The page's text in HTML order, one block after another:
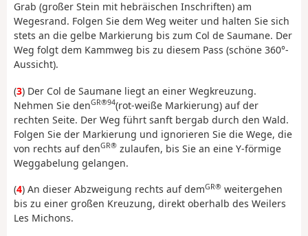
Grab (großer Stein mit hebräischen Inschriften) am
Wegesrand. Folgen Sie dem Weg weiter und halten Sie sich
stets an die gelbe Markierung bis zum Col de Saumane. Der
Weg folgt dem Kammweg bis zu diesem Pass (schöne 360°-
Aussicht).
(3) Der Col de Saumane liegt an einer Wegkreuzung.
Nehmen Sie denGR®94(rot-weiße Markierung) auf der
rechten Seite. Der Weg führt sanft bergab durch den Wald.
Folgen Sie der Markierung und ignorieren Sie die Wege, die
von rechts auf denGR® zulaufen, bis Sie an eine Y-förmige
Weggabelung gelangen.
(4) An dieser Abzweigung rechts auf demGR® weitergehen
bis zu einer großen Kreuzung, direkt oberhalb des Weilers
Les Michons.